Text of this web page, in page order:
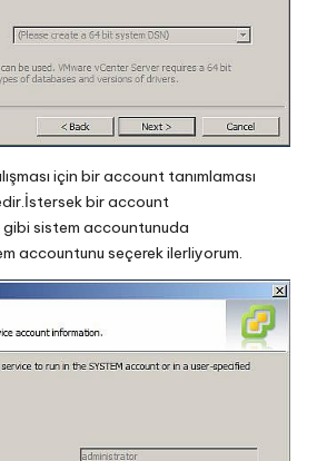
için bir account tanımlaması
bir account
sistem accountunuda
accountunu seçerek ilerliyorum.